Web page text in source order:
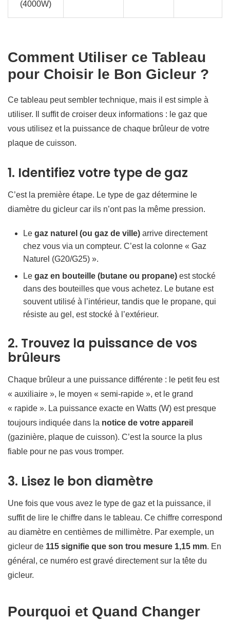
(4000W)
Comment Utiliser ce Tableau
pour Choisir le Bon Gicleur ?
Ce tableau peut sembler technique, mais il est simple à
utiliser. Il suffit de croiser deux informations : le gaz que
vous utilisez et la puissance de chaque brûleur de votre
plaque de cuisson.
1. Identifiez votre type de gaz
C’est la première étape. Le type de gaz détermine le
diamètre du gicleur car ils n’ont pas la même pression.
Le gaz naturel (ou gaz de ville) arrive directement
chez vous via un compteur. C’est la colonne « Gaz
Naturel (G20/G25) ».
Le gaz en bouteille (butane ou propane) est stocké
dans des bouteilles que vous achetez. Le butane est
souvent utilisé à l’intérieur, tandis que le propane, qui
résiste au gel, est stocké à l’extérieur.
2. Trouvez la puissance de vos
brûleurs
Chaque brûleur a une puissance différente : le petit feu est
« auxiliaire », le moyen « semi-rapide », et le grand
« rapide ». La puissance exacte en Watts (W) est presque
toujours indiquée dans la notice de votre appareil
(gazinière, plaque de cuisson). C’est la source la plus
fiable pour ne pas vous tromper.
3. Lisez le bon diamètre
Une fois que vous avez le type de gaz et la puissance, il
suffit de lire le chiffre dans le tableau. Ce chiffre correspond
au diamètre en centièmes de millimètre. Par exemple, un
gicleur de 115 signifie que son trou mesure 1,15 mm. En
général, ce numéro est gravé directement sur la tête du
gicleur.
Pourquoi et Quand Changer